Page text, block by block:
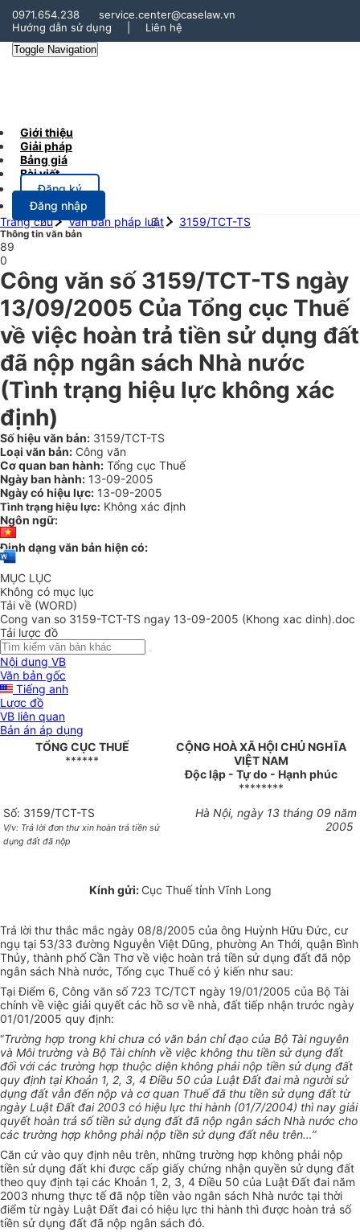
0971.654.238
service.center@caselaw.vn
Hướng dẫn sử dụng
Liên hệ
Toggle Navigation
Giới thiệu
Giải pháp
Bảng giá
Bài viết
Đăng ký
Đăng nhập
Trang chủ
Văn bản pháp luật 3159/TCT-TS
Thông tin văn bản
89
0
Công văn số 3159/TCT-TS ngày
13/09/2005 Của Tổng cục Thuế
về việc hoàn trả tiền sử dụng đất
đã nộp ngân sách Nhà nước
(Tình trạng hiệu lực không xác
định)
Số hiệu văn bản: 3159/TCT-TS
Loại văn bản: Công văn
Cơ quan ban hành: Tổng cục Thuế
Ngày ban hành: 13-09-2005
Ngày có hiệu lực: 13-09-2005
Tình trạng hiệu lực: Không xác định
Ngôn ngữ:
Định dạng văn bản hiện có:
MỤC LỤC
Không có mục lục
Tải về (WORD)
Cong van so 3159-TCT-TS ngay 13-09-2005 (Khong xac dinh).doc
Tải lược đồ
Nội dung VB
Văn bản gốc
Tiếng anh
Lược đồ
VB liên quan
Bản án áp dụng
TỔNG CỤC THUẾ
******
CỘNG HOÀ XÃ HỘI CHỦ NGHĨA
VIỆT NAM
Độc lập - Tự do - Hạnh phúc
********
Số: 3159/TCT-TS
V/v: Trả lời đơn thư xin hoàn trả tiền sử
dụng đất đã nộp
Hà Nội, ngày 13 tháng 09 năm
2005
Kính gửi: Cục Thuế tỉnh Vĩnh Long
Trả lời thư thắc mắc ngày 08/8/2005 của ông Huỳnh Hữu Đức, cư
ngụ tại 53/33 đường Nguyễn Việt Dũng, phường An Thới, quận Bình
Thủy, thành phố Cần Thơ về việc hoàn trả tiền sử dụng đất đã nộp
ngân sách Nhà nước, Tổng cục Thuế có ý kiến như sau:
Tại Điểm 6, Công văn số 723 TC/TCT ngày 19/01/2005 của Bộ Tài
chính về việc giải quyết các hồ sơ về nhà, đất tiếp nhận trước ngày
01/01/2005 quy định:
“Trường hợp trong khi chưa có văn bản chỉ đạo của Bộ Tài nguyên
và Môi trường và Bộ Tài chính về việc không thu tiền sử dụng đất
đối với các trường hợp thuộc diện không phải nộp tiền sử dụng đất
quy định tại Khoản 1, 2, 3, 4 Điều 50 của Luật Đất đai mà người sử
dụng đất vẫn đến nộp và cơ quan Thuế đã thu tiền sử dụng đất từ
ngày Luật Đất đai 2003 có hiệu lực thi hành (01/7/2004) thì nay giải
quyết hoàn trả số tiền sử dụng đất đã nộp ngân sách Nhà nước cho
các trường hợp không phải nộp tiền sử dụng đất nêu trên…”
Căn cứ vào quy định nêu trên, những trường hợp không phải nộp
tiền sử dụng đất khi được cấp giấy chứng nhận quyền sử dụng đất
theo quy định tại các Khoản 1, 2, 3, 4 Điều 50 của Luật Đất đai năm
2003 nhưng thực tế đã nộp tiền vào ngân sách Nhà nước tại thời
điểm từ ngày Luật Đất đai có hiệu lực thi hành thì được hoàn trả số
tiền sử dụng đất đã nộp ngân sách đó.